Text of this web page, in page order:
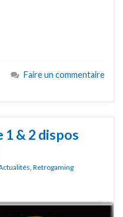
Faire un commentaire
& 2 dispos
Retrogaming